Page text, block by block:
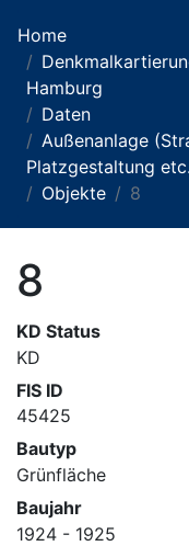
Home
Hamburg
Daten
Außenanlage
Platzgestaltung
Objekte
8
8
KD Status
KD
FIS ID
45425
Bautyp
Grünfläche
Baujahr
1924 - 1925